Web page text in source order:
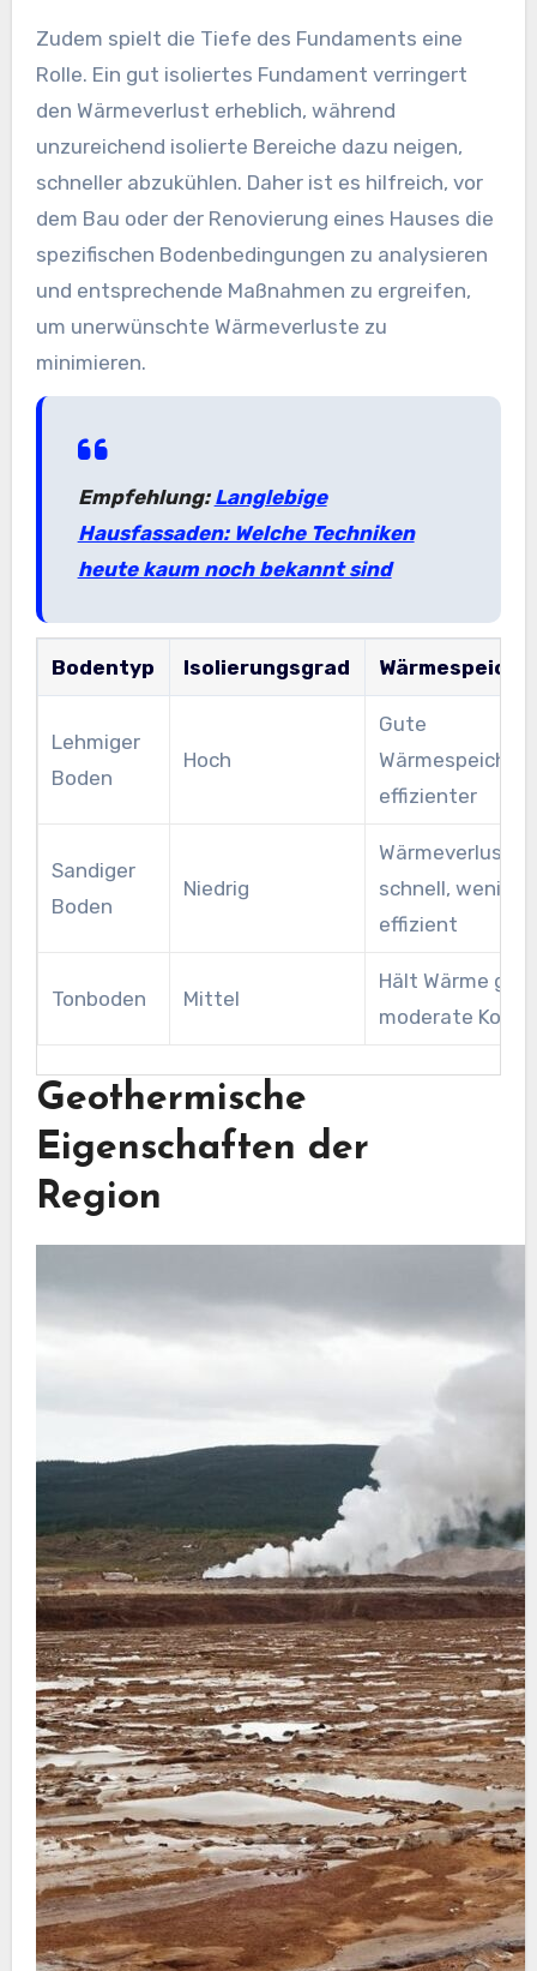
Zudem spielt die Tiefe des Fundaments eine
Rolle. Ein gut isoliertes Fundament verringert
den Wärmeverlust erheblich, während
unzureichend isolierte Bereiche dazu neigen,
schneller abzukühlen. Daher ist es hilfreich, vor
dem Bau oder der Renovierung eines Hauses die
spezifischen Bodenbedingungen zu analysieren
und entsprechende Maßnahmen zu ergreifen,
um unerwünschte Wärmeverluste zu
minimieren.
Empfehlung: Langlebige
Hausfassaden: Welche Techniken
heute kaum noch bekannt sind
Bodentyp Isolierungsgrad
Lehmiger
Boden
Hoch
Gute
effizienter
Sandiger
Boden
Niedrig
Wärmeverlust
schnell, weniger
effizient
Tonboden Mittel
Hält Wärme gut,
moderate
Geothermische
Eigenschaften der
Region